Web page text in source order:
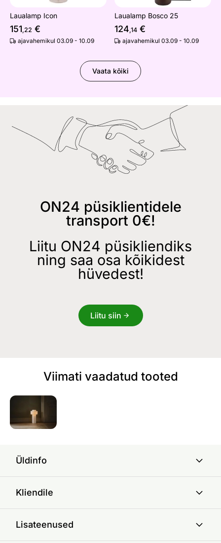
Laualamp Icon
151,22 €
ajavahemikul 03.09 - 10.09
Laualamp Bosco 25
124,14 €
ajavahemikul 03.09 - 10.09
Vaata kõiki
ON24 püsiklientidele
transport 0€!
Liitu ON24 püsikliendiks
ning saa osa kõikidest
hüvedest!
Liitu siin
Viimati vaadatud tooted
Üldinfo
Kliendile
Lisateenused